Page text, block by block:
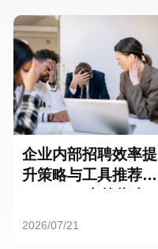
企业内部招聘效率提
升策略与工具推荐：
2026/07/21